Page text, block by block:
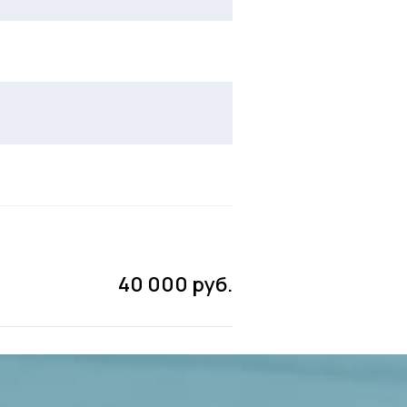
40 000 руб.